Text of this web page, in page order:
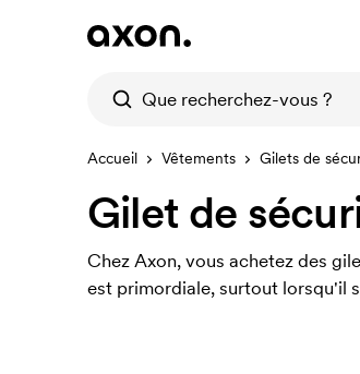
Accueil Vêtements Gilets de
Gilet de
Chez Axon, vous achetez des
est primordiale, surtout lorsqu'il